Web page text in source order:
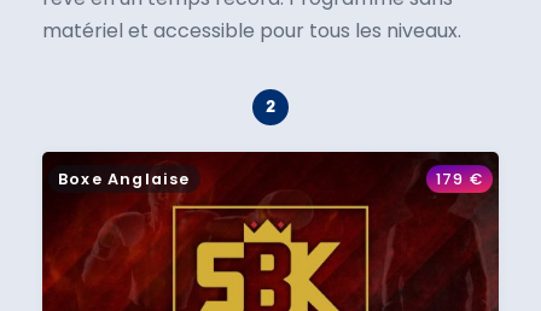
matériel et accessible pour tous les niveaux.
Boxe Anglaise 179€